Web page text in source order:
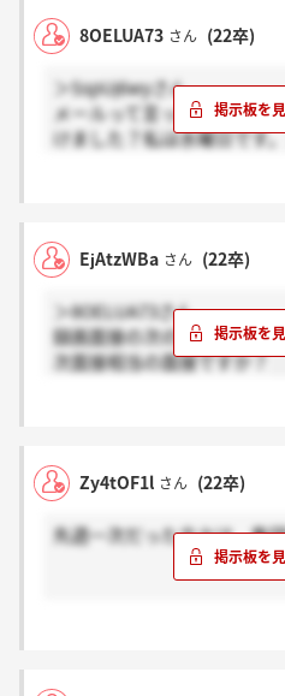
8OELUA73 さん (22卒)
＞SspUj6wyさん
メールって言ってた気がし
けました？私は水曜日です。
EjAtzWBa さん (22卒)
＞8OELUA73さん
録画面接の次のステップで
次面接相当の面接ですか？
Zy4tOF1l さん (22卒)
先週一次だった方々は、集